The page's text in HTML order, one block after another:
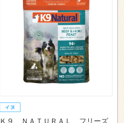
Ｋ９ ＮＡＴＵＲＡＬ フリーズ